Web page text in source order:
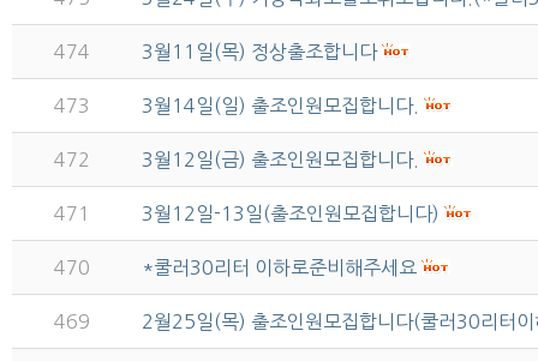
474 3월11일(목) 정상출조합니다
473 3월14일(일) 출조인원모집합니다.
472 3월12일(금) 출조인원모집합니다.
471 3월12일-13일(출조인원모집합니다)
470 *쿨러30리터 이하로준비해주세요
469 2월25일(목) 출조인원모집합니다(쿨러30리터